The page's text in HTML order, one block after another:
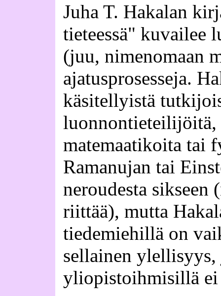
Juha T. Hakalan
tieteessä" kuvailee
(juu, nimenomaan
ajatusprosesseja.
käsitellyistä
matemaatikoita tai
Ramanujan tai
neroudesta
riittää), mutta
tiedemiehillä on
sellainen
yliopistoihmisillä